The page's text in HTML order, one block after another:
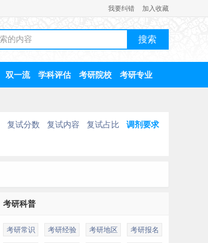
我要纠错 加入收藏
双一流 学科评估 考研院校 考研专业
复试分数 复试内容 复试占比
调剂要求
考研科普
考研常识 考研经验 考研地区 考研报名